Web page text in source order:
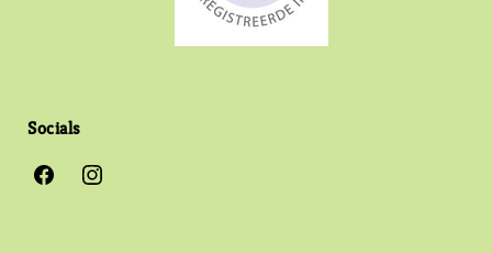
Socials
FacebookInstagram